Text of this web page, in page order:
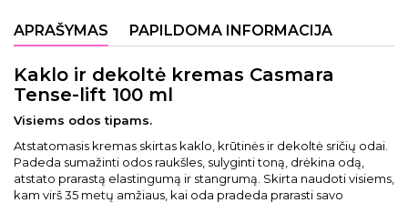
APRAŠYMAS PAPILDOMA INFORMACIJA
Kaklo ir dekoltė kremas Casmara
Tense-lift 100 ml
Visiems odos tipams.
Atstatomasis kremas skirtas kaklo, krūtinės ir dekoltė sričių odai.
Padeda sumažinti odos raukšles, sulyginti toną, drėkina odą,
atstato prarastą elastingumą ir stangrumą. Skirta naudoti visiems,
kam virš 35 metų amžiaus, kai oda pradeda prarasti savo